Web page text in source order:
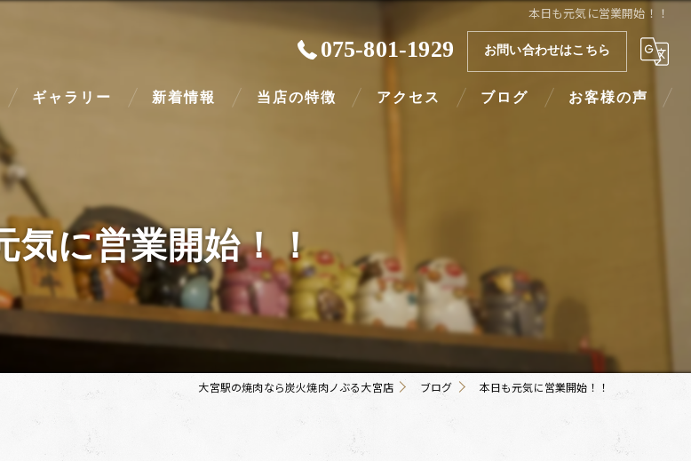
本日も元気に営業開始！！
075-801-1929 お問い合わせはこちら
ギャラリー 新着情報 当店の特徴
美味しい
駅近
和牛
アクセス ブログ お客様の声
気に営業開始！！
大宮駅の焼肉なら炭火焼肉ノぶる大宮店 ブログ 本日も元気に営業開始！！